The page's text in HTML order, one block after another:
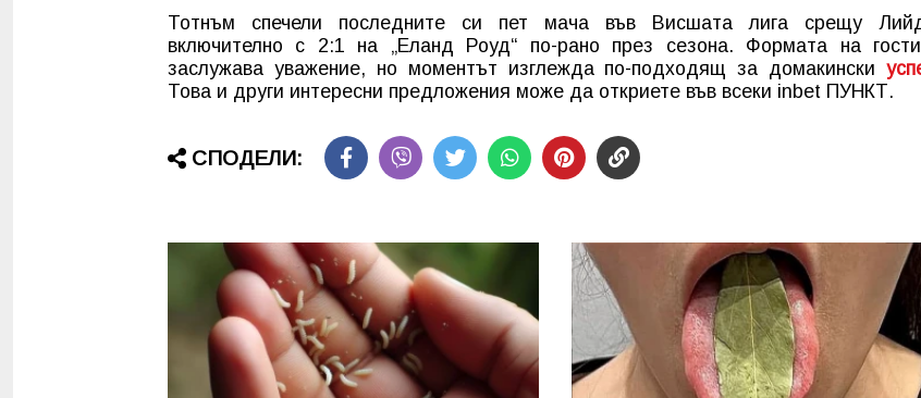
Тотнъм спечели последните си пет мача във Висшата лига срещу
включително с 2:1 на „Еланд Роуд“ по-рано през сезона. Формата на
заслужава уважение, но моментът изглежда по-подходящ за домакински
Това и други интересни предложения може да откриете във всеки inbet ПУНКТ.
СПОДЕЛИ: